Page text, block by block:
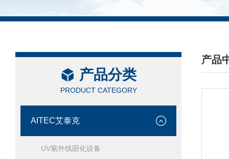
产品分类
PRODUCT CATEGORY
AITEC艾泰克
UV紫外线固化设备
产品
/